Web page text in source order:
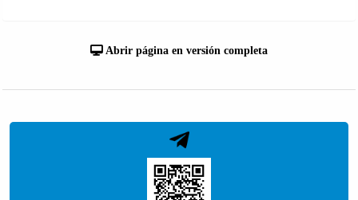
Abrir página en versión completa